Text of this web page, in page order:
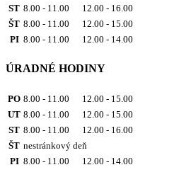
ST 8.00 - 11.00 12.00 - 16.00
ŠT 8.00 - 11.00 12.00 - 15.00
PI 8.00 - 11.00 12.00 - 14.00
ÚRADNÉ HODINY
PO 8.00 - 11.00 12.00 - 15.00
UT 8.00 - 11.00 12.00 - 15.00
ST 8.00 - 11.00 12.00 - 16.00
ŠT nestránkový deň
PI 8.00 - 11.00 12.00 - 14.00